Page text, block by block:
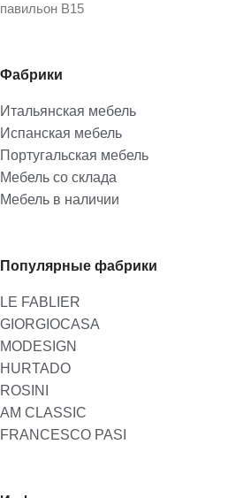
павильон В15
Фабрики
Итальянская мебель
Испанская мебель
Португальская мебель
Мебель со склада
Мебель в наличии
Популярные фабрики
LE FABLIER
GIORGIOCASA
MODESIGN
HURTADO
ROSINI
AM CLASSIC
FRANCESCO PASI